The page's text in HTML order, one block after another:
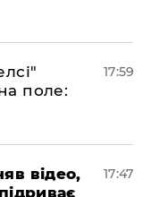
поле:
17:59
відео,
17:47